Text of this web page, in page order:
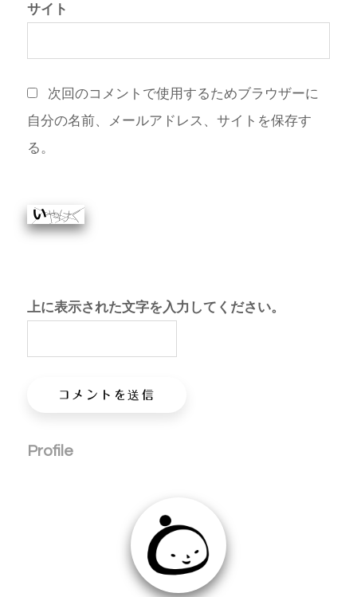
サイト
次回のコメントで使用するためブラウザーに
自分の名前、メールアドレス、サイトを保存す
る。
上に表示された文字を入力してください。
Profile